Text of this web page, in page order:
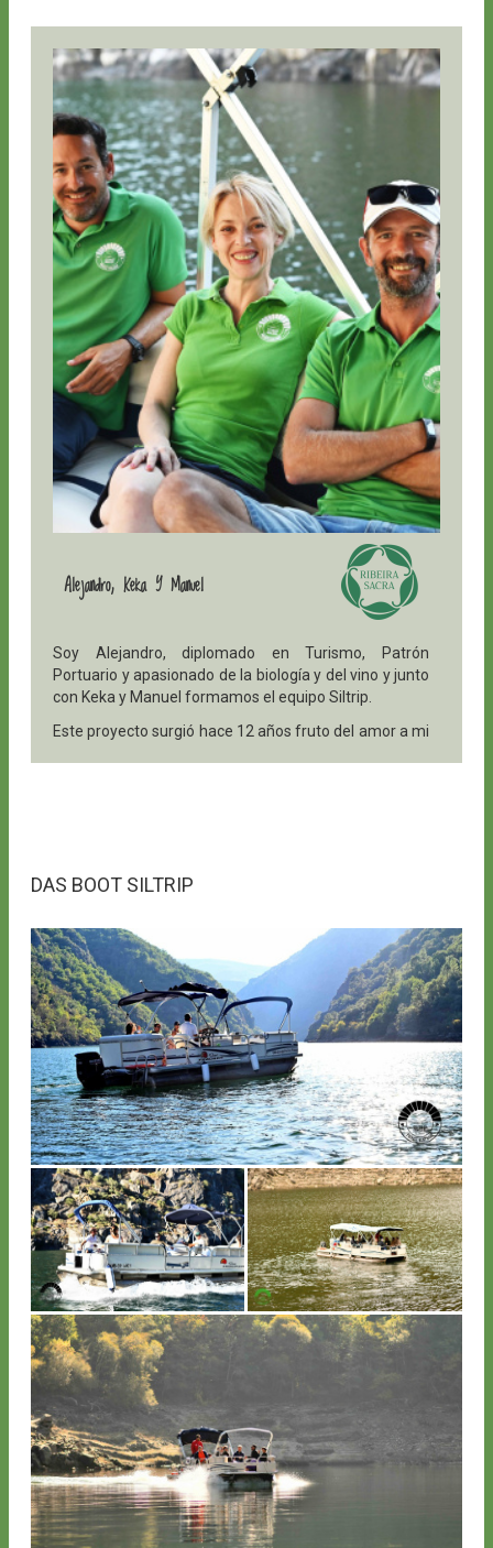
Alejandro, Keka Y Manuel
Soy Alejandro, diplomado en Turismo, Patrón
Portuario y apasionado de la biología y del vino y junto
con Keka y Manuel formamos el equipo Siltrip.
Este proyecto surgió hace 12 años fruto del amor a mi
DAS BOOT SILTRIP